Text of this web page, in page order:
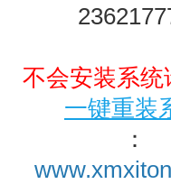
不会安装系
一键重装
：